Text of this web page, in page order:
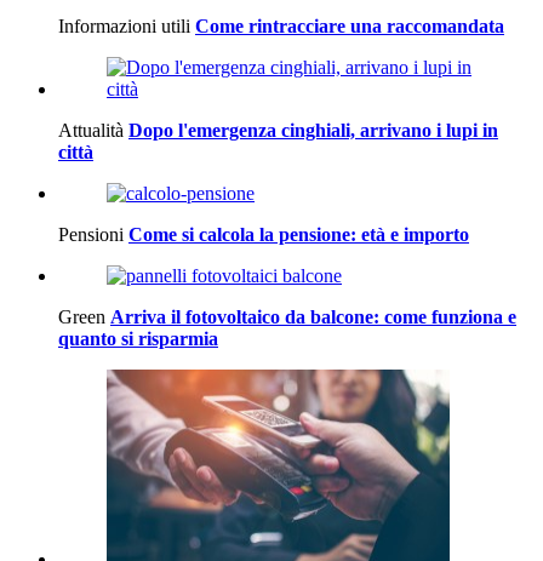
Informazioni utili Come rintracciare una raccomandata
Attualità Dopo l'emergenza cinghiali, arrivano i lupi in
città
Pensioni Come si calcola la pensione: età e importo
Green Arriva il fotovoltaico da balcone: come funziona e
quanto si risparmia